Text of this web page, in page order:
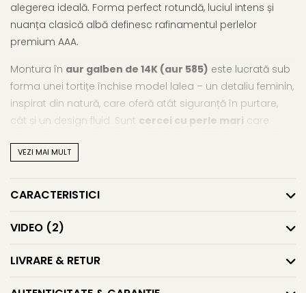
alegerea ideală. Forma perfect rotundă, luciul intens și
nuanța clasică albă definesc rafinamentul perlelor
premium AAA.
Montura în aur galben de 14K (aur 585) este lucrată sub
forma unei tortițe închise model lalea – un detaliu feminin,
inspirat din natură, care oferă atât siguranță în purtare,
cât și un design fluid. Sunt cercei cu perle mari care
la ținute formale sau de birou. O bijuterie cu perle
reinterpretat în cheie modernă.
spectaculoase din gama de
, dar și
Caracteristici tehnice
VEZI MAI MULT
CARACTERISTICI
VIDEO (2)
LIVRARE & RETUR